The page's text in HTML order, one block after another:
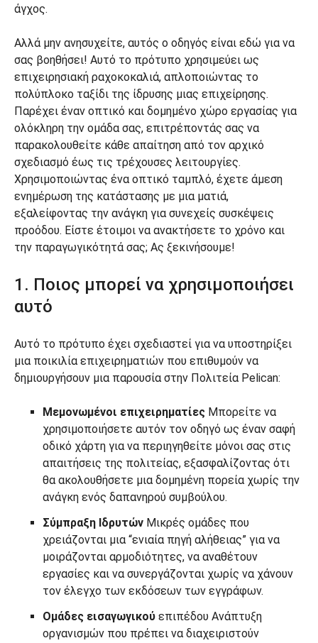
άγχος.
Αλλά μην ανησυχείτε, αυτός ο οδηγός είναι εδώ για να
σας βοηθήσει! Αυτό το πρότυπο χρησιμεύει ως
επιχειρησιακή ραχοκοκαλιά, απλοποιώντας το
πολύπλοκο ταξίδι της ίδρυσης μιας επιχείρησης.
Παρέχει έναν οπτικό και δομημένο χώρο εργασίας για
ολόκληρη την ομάδα σας, επιτρέποντάς σας να
παρακολουθείτε κάθε απαίτηση από τον αρχικό
σχεδιασμό έως τις τρέχουσες λειτουργίες.
Χρησιμοποιώντας ένα οπτικό ταμπλό, έχετε άμεση
ενημέρωση της κατάστασης με μια ματιά,
εξαλείφοντας την ανάγκη για συνεχείς συσκέψεις
προόδου. Είστε έτοιμοι να ανακτήσετε το χρόνο και
την παραγωγικότητά σας; Ας ξεκινήσουμε!
1. Ποιος μπορεί να χρησιμοποιήσει
αυτό
Αυτό το πρότυπο έχει σχεδιαστεί για να υποστηρίξει
μια ποικιλία επιχειρηματιών που επιθυμούν να
δημιουργήσουν μια παρουσία στην Πολιτεία Pelican:
Μεμονωμένοι επιχειρηματίες Μπορείτε να
χρησιμοποιήσετε αυτόν τον οδηγό ως έναν σαφή
οδικό χάρτη για να περιηγηθείτε μόνοι σας στις
απαιτήσεις της πολιτείας, εξασφαλίζοντας ότι
θα ακολουθήσετε μια δομημένη πορεία χωρίς την
ανάγκη ενός δαπανηρού συμβούλου.
Σύμπραξη Ιδρυτών Μικρές ομάδες που
χρειάζονται μια “ενιαία πηγή αλήθειας” για να
μοιράζονται αρμοδιότητες, να αναθέτουν
εργασίες και να συνεργάζονται χωρίς να χάνουν
τον έλεγχο των εκδόσεων των εγγράφων.
Ομάδες εισαγωγικού επιπέδου Ανάπτυξη
οργανισμών που πρέπει να διαχειριστούν